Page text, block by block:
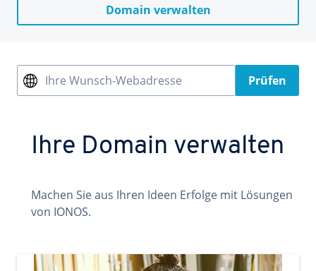
Domain verwalten
Ihre Wunsch-Webadresse Prüfen
Ihre Domain verwalten
Machen Sie aus Ihren Ideen Erfolge mit Lösungen
von IONOS.